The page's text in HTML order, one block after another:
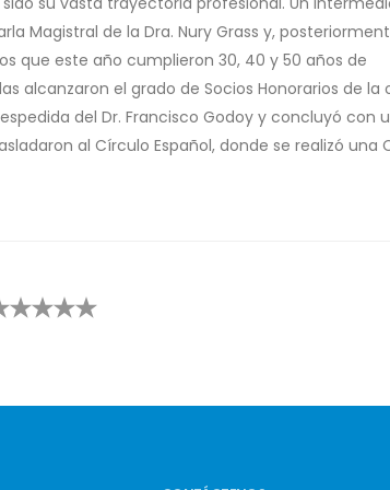
Magistral de la Dra. Nury Grass y,
que este año cumplieron 30, 40 y 50 años de
alcanzaron el grado de Socios Honorarios de la
del Dr. Francisco Godoy y concluyó con
al Círculo Español, donde se realizó una